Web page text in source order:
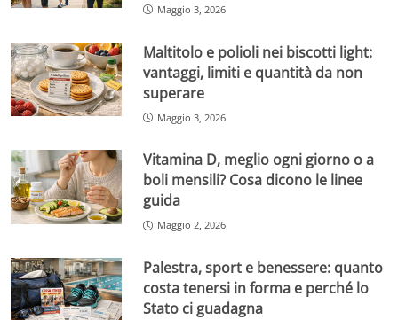
Maggio 3, 2026
Maltitolo e polioli nei biscotti light:
vantaggi, limiti e quantità da non
superare
Maggio 3, 2026
Vitamina D, meglio ogni giorno o a
boli mensili? Cosa dicono le linee
guida
Maggio 2, 2026
Palestra, sport e benessere: quanto
costa tenersi in forma e perché lo
Stato ci guadagna